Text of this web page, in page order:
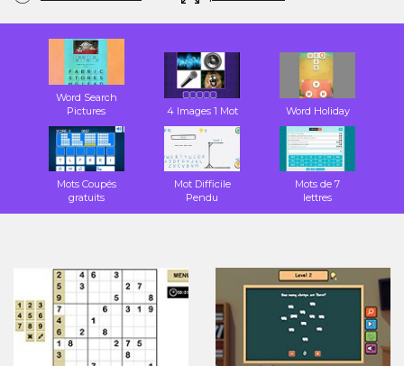
Word Search
Pictures
4 Images 1 Mot Word Holiday
Mots Coupés
gratuits
Mot Difficile
Pendu
Mots de 7
lettres